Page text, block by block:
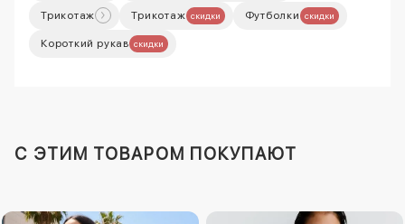
Трикотаж Трикотаж скидки Футболки скидки
Короткий рукав скидки
C ЭТИМ ТОВАРОМ ПОКУПАЮТ